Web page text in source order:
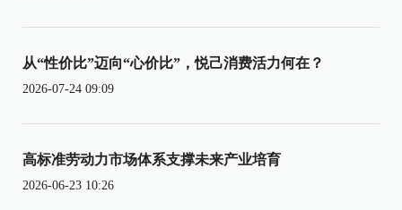
从“性价比”迈向“心价比”，悦己消费活力何在？
2026-07-24 09:09
高标准劳动力市场体系支撑未来产业培育
2026-06-23 10:26